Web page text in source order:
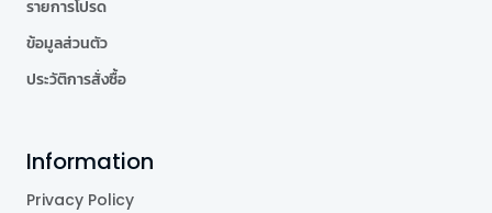
รายการโปรด
ข้อมูลส่วนตัว
ประวัติการสั่งซื้อ
Information
Privacy Policy